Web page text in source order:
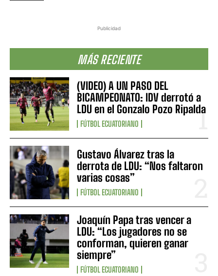
Publicidad
MÁS RECIENTE
(VIDEO) A UN PASO DEL
BICAMPEONATO: IDV derrotó a
LDU en el Gonzalo Pozo Ripalda
FÚTBOL ECUATORIANO
Gustavo Álvarez tras la
derrota de LDU: “Nos faltaron
varias cosas”
FÚTBOL ECUATORIANO
Joaquín Papa tras vencer a
LDU: “Los jugadores no se
conforman, quieren ganar
siempre”
FÚTBOL ECUATORIANO